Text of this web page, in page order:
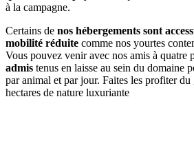
à la campagne.
Certains de nos hébergements sont
mobilité réduite comme nos yourtes
Vous pouvez venir avec nos amis à quatre
admis tenus en laisse au sein du domaine
par animal et par jour. Faites les profiter
hectares de nature luxuriante